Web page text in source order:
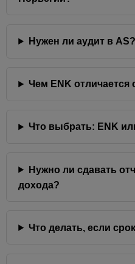
Нужен ли аудит в AS?
Чем ENK отличается
Что выбрать: ENK
Нужно ли сдавать
дохода?
Что делать, если